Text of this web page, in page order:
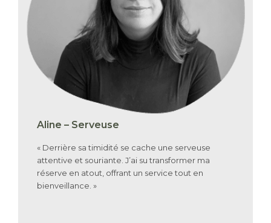
Aline – Serveuse
« Derrière sa timidité se cache une serveuse
attentive et souriante. J’ai su transformer ma
réserve en atout, offrant un service tout en
bienveillance. »